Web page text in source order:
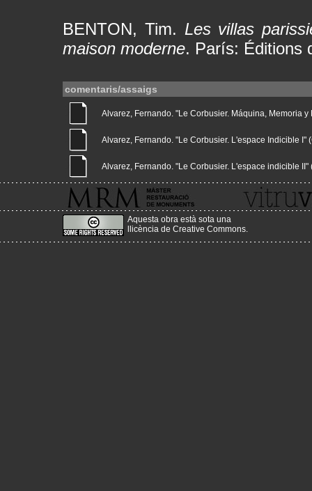
BENTON, Tim. Les villas
maison moderne. París: Éditions
comentaris/assaigs
Alvarez, Fernando. "Le Corbusier. Máquina, Memoria
Alvarez, Fernando. "Le Corbusier. L'espace Indicible
Alvarez, Fernando. "Le Corbusier. L'espace indicible
Aquesta obra està sota una
llicència de Creative Commons.